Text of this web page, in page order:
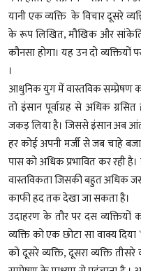
यानी एक व्यक्ति के विचार दूसरे
के रूप लिखित, मौखिक और
कौनसा होगा। यह उन दो व्यक्तियों
।
आधुनिक युग में वास्तविक
तो इंसान पूर्वाग्रह से अधिक
जकड़ लिया है। जिससे इंसान अब
हर कोई अपनी मर्जी से जब चाहे
पास को अधिक प्रभावित कर
वास्तविकता जिसकी बहुत अधिक
काफी हद तक देखा जा सकता है।
उदाहरण के तौर पर दस व्यक्तियों
व्यक्ति को एक छोटा सा वाक्य
को दूसरे व्यक्ति, दूसरा व्यक्ति